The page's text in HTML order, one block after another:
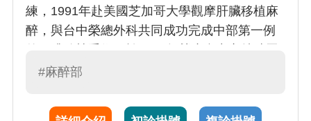
練，1991年赴美國芝加哥大學觀摩肝臟移植麻
醉，與台中榮總外科共同成功完成中部第一例
獻醫事人員。 洪至仁醫師於1996年考取公費留
疼痛治療。於1998年被延攬至中國醫藥學院附
#麻醉部